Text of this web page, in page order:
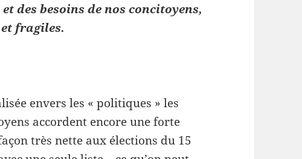
des besoins de nos concitoyens,
fragiles.
envers les « politiques » les
accordent encore une forte
très nette aux élections du 15